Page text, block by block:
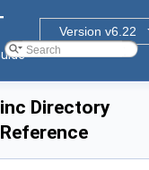
Version v6.22
inc Directory
Reference